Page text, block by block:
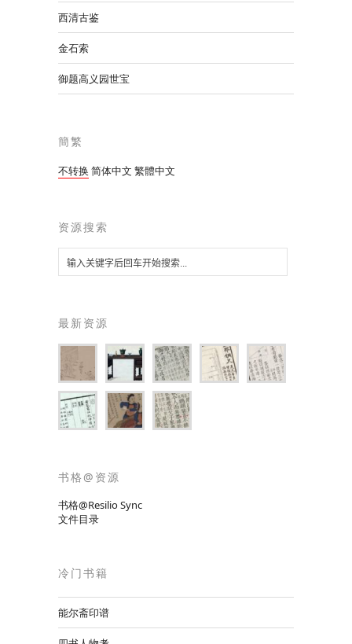
西清古鉴
金石索
御题高义园世宝
簡繁
不转换 简体中文 繁體中文
资源搜索
最新资源
书格@资源
书格@Resilio Sync
文件目录
冷门书籍
能尔斋印谱